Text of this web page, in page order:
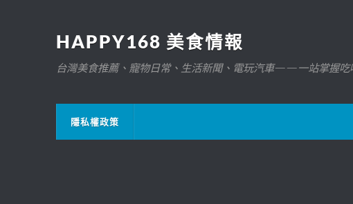
HAPPY168 美食情報
台灣美食推薦、寵物日常、生活新聞、電玩汽車——一站掌握吃
隱私權政策